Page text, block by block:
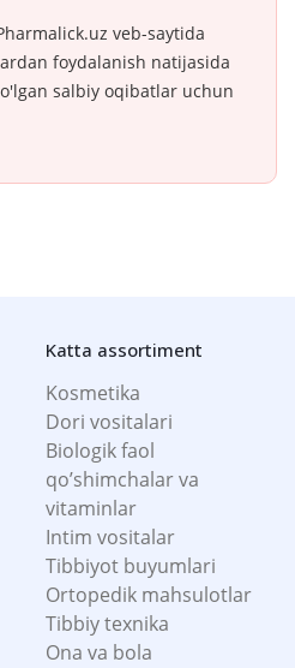
veb-saytida
foydalanish natijasida
salbiy oqibatlar uchun
Katta assortiment
Kosmetika
Dori vositalari
Biologik faol
qo’shimchalar va
vitaminlar
Intim vositalar
Tibbiyot buyumlari
Ortopedik mahsulotlar
Tibbiy texnika
Ona va bola